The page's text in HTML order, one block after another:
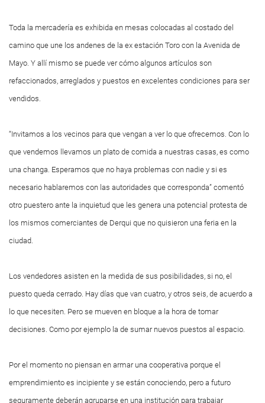
Toda la mercadería es exhibida en mesas colocadas al costado del
camino que une los andenes de la ex estación Toro con la Avenida de
Mayo. Y allí mismo se puede ver cómo algunos artículos son
refaccionados, arreglados y puestos en excelentes condiciones para ser
vendidos.
“Invitamos a los vecinos para que vengan a ver lo que ofrecemos. Con lo
que vendemos llevamos un plato de comida a nuestras casas, es como
una changa. Esperamos que no haya problemas con nadie y si es
necesario hablaremos con las autoridades que corresponda” comentó
otro puestero ante la inquietud que les genera una potencial protesta de
los mismos comerciantes de Derqui que no quisieron una feria en la
ciudad.
Los vendedores asisten en la medida de sus posibilidades, si no, el
puesto queda cerrado. Hay días que van cuatro, y otros seis, de acuerdo a
lo que necesiten. Pero se mueven en bloque a la hora de tomar
decisiones. Como por ejemplo la de sumar nuevos puestos al espacio.
Por el momento no piensan en armar una cooperativa porque el
emprendimiento es incipiente y se están conociendo, pero a futuro
seguramente deberán agruparse en una institución para trabajar